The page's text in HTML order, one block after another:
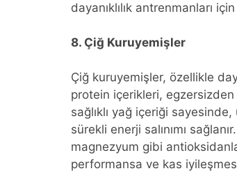
dayanıklılık antrenmanları
8. Çiğ Kuruyemişler
Çiğ kuruyemişler, özellikle
protein içerikleri, egzersizden
sağlıklı yağ içeriği
sürekli enerji salınımı
magnezyum gibi
performansa ve kas